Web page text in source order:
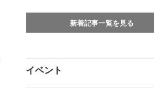
新着記事一覧を見る
イベント